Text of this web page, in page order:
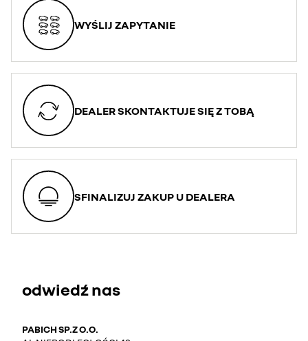
WYŚLIJ ZAPYTANIE
DEALER SKONTAKTUJE SIĘ Z TOBĄ
SFINALIZUJ ZAKUP U DEALERA
odwiedź nas
PABICH SP.Z O.O.